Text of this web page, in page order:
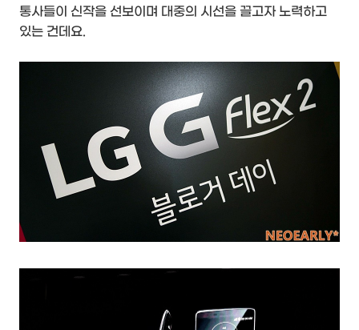
통사들이 신작을 선보이며 대중의 시선을 끌고자 노력하고
있는 건데요.